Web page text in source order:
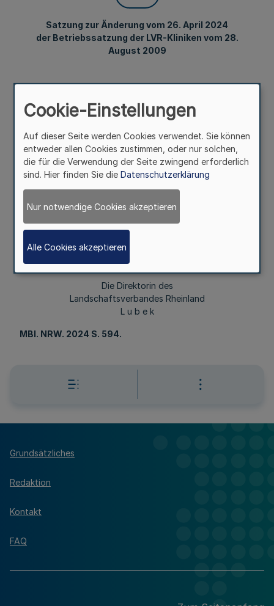
Satzung zur Änderung vom 26. April 2024
der Betriebssatzung der LVR-Kliniken vom 28.
August 2009
des Landschaftsverbandes Rheinland
Vom 26. April 2024
Die Satzung zur Änderung vom 26. April 2024 der
Betriebssatzung der LVR-Kliniken vom 28. August 2009
ist im Internet unterwww.bekanntmachungen.lvr.de
Köln, den 26. April 2024
Die Direktorin des
Landschaftsverbandes Rheinland
L u b e k
MBl. NRW. 2024 S. 594.
Grundsätzliches
Redaktion
Kontakt
FAQ
Cookie-Einstellungen
Auf dieser Seite werden Cookies verwendet. Sie können
entweder allen Cookies zustimmen, oder nur solchen,
die für die Verwendung der Seite zwingend erforderlich
sind. Hier finden Sie die Datenschutzerklärung
Nur notwendige Cookies akzeptieren
Alle Cookies akzeptieren